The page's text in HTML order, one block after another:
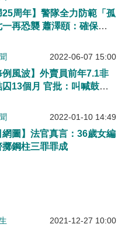
25周年】警隊全力防範「孤
再恐襲 蕭澤頤：確保市
2022-06-07 15:00
例風波】外賣員前年7.1非
13個月 官批：叫喊鼓吹
2022-01-10 14:49
網圖】法官真言：36歲女編
擲鋼柱三罪罪成
2021-12-27 10:00